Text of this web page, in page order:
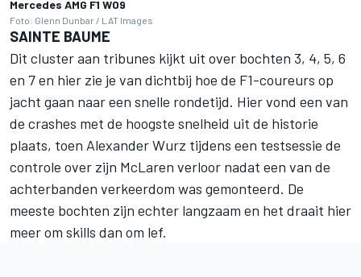
Mercedes AMG F1 W09
Foto: Glenn Dunbar / LAT Images
SAINTE BAUME
Dit cluster aan tribunes kijkt uit over bochten 3, 4, 5, 6
en 7 en hier zie je van dichtbij hoe de F1-coureurs op
jacht gaan naar een snelle rondetijd. Hier vond een van
de crashes met de hoogste snelheid uit de historie
plaats, toen Alexander Wurz tijdens een testsessie de
controle over zijn McLaren verloor nadat een van de
achterbanden verkeerdom was gemonteerd. De
meeste bochten zijn echter langzaam en het draait hier
meer om skills dan om lef.